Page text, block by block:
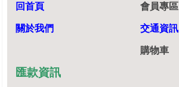
回首頁
關於我們
匯款資訊
會員專區
交通資訊
購物車